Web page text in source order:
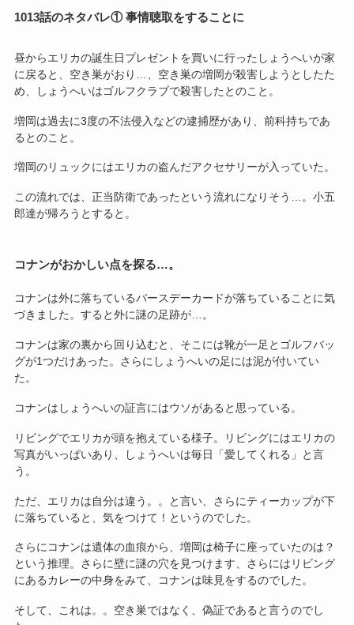
1013話のネタバレ① 事情聴取をすることに
昼からエリカの誕生日プレゼントを買いに行ったしょうへいが家
に戻ると、空き巣がおり…、空き巣の増岡が殺害しようとしたた
め、しょうへいはゴルフクラブで殺害したとのこと。
増岡は過去に3度の不法侵入などの逮捕歴があり、前科持ちであ
るとのこと。
増岡のリュックにはエリカの盗んだアクセサリーが入っていた。
この流れでは、正当防衛であったという流れになりそう…。小五
郎達が帰ろうとすると。
コナンがおかしい点を探る…。
コナンは外に落ちているバースデーカードが落ちていることに気
づきました。すると外に謎の足跡が…。
コナンは家の裏から回り込むと、そこには靴が一足とゴルフバッ
グが1つだけあった。さらにしょうへいの足には泥が付いてい
た。
コナンはしょうへいの証言にはウソがあると思っている。
リビングでエリカが頭を抱えている様子。リビングにはエリカの
写真がいっぱいあり、しょうへいは毎日「愛してくれる」と言
う。
ただ、エリカは自分は違う。。と言い、さらにティーカップが下
に落ちていると、気をつけて！というのでした。
さらにコナンは遺体の血痕から、増岡は椅子に座っていたのは？
という推理。さらに壁に謎の穴を見つけます、さらにはリビング
にあるカレーの中身をみて、コナンは味見をするのでした。
そして、これは。。空き巣ではなく、偽証であると言うのでし